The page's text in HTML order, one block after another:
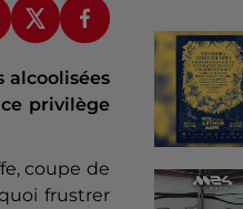
alcoolisées
privilège
coupe de
frustrer